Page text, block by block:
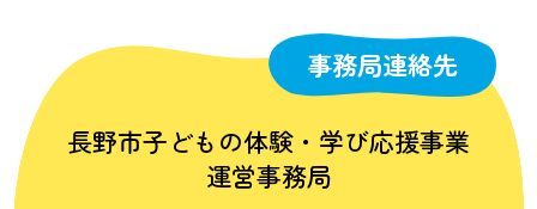
事務局連絡先
長野市子どもの体験・学び応援事業
運営事務局